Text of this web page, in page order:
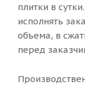
плитки в
исполнять
объема, в
перед